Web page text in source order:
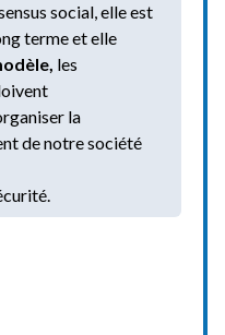
social, elle est
terme et elle
les
la
de notre société